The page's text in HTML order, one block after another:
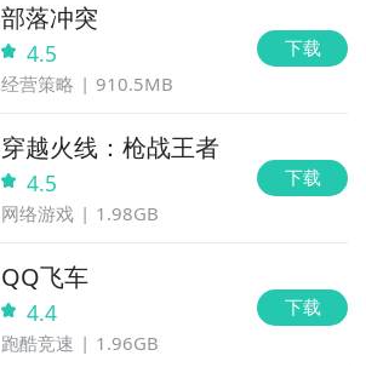
部落冲突
4.5
经营策略 910.5MB
下载
穿越火线：枪战王者
4.5
网络游戏 1.98GB
下载
QQ飞车
4.4
跑酷竞速 1.96GB
下载